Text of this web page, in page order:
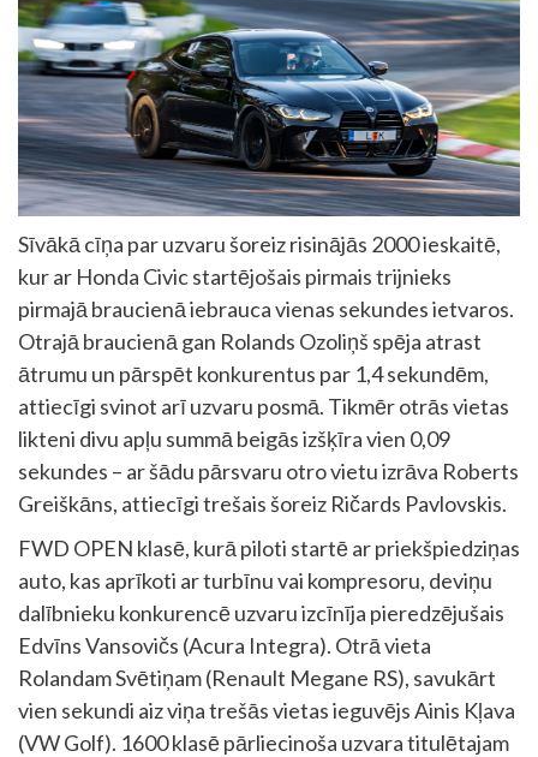
Sīvākā cīņa par uzvaru šoreiz risinājās 2000 ieskaitē,
kur ar Honda Civic startējošais pirmais trijnieks
pirmajā braucienā iebrauca vienas sekundes ietvaros.
Otrajā braucienā gan Rolands Ozoliņš spēja atrast
ātrumu un pārspēt konkurentus par 1,4 sekundēm,
attiecīgi svinot arī uzvaru posmā. Tikmēr otrās vietas
likteni divu apļu summā beigās izšķīra vien 0,09
sekundes – ar šādu pārsvaru otro vietu izrāva Roberts
Greiškāns, attiecīgi trešais šoreiz Ričards Pavlovskis.
FWD OPEN klasē, kurā piloti startē ar priekšpiedziņas
auto, kas aprīkoti ar turbīnu vai kompresoru, deviņu
dalībnieku konkurencē uzvaru izcīnīja pieredzējušais
Edvīns Vansovičs (Acura Integra). Otrā vieta
Rolandam Svētiņam (Renault Megane RS), savukārt
vien sekundi aiz viņa trešās vietas ieguvējs Ainis Kļava
(VW Golf). 1600 klasē pārliecinoša uzvara titulētajam